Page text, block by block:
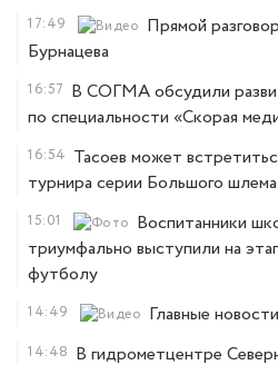
17:49
Прямой
Бурнацева
16:57 В СОГМА обсудили
по специальности «Скорая
16:54 Тасоев может
турнира серии Большого
15:01
Воспитанники
триумфально выступили на
футболу
14:49 Главные
14:48 В гидрометцентре